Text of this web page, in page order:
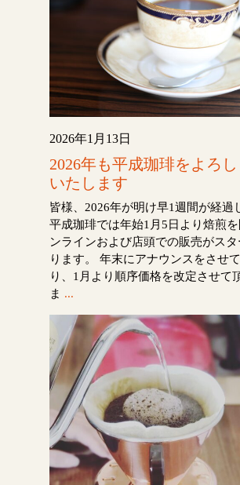
2026年1月13日
2026年も平成珈琲をよろ
いたします
皆様、2026年が明け早1週間が経過
平成珈琲では年始1月5日より焙煎
ンラインおよび店頭での販売がス
ります。 年末にアナウンスをさせ
り、1月より順序価格を改定させて
ま ...